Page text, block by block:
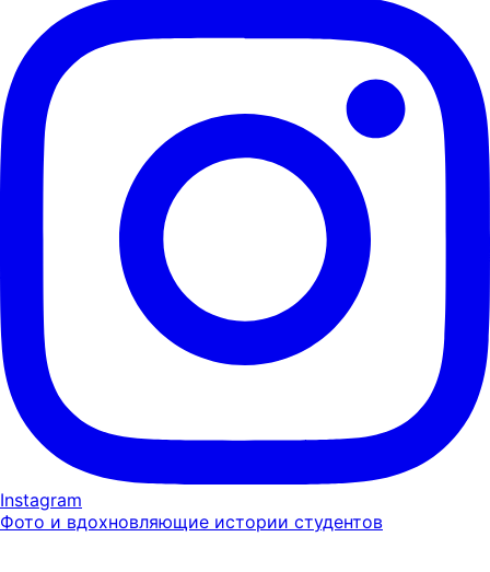
Instagram
Фото и вдохновляющие истории студентов